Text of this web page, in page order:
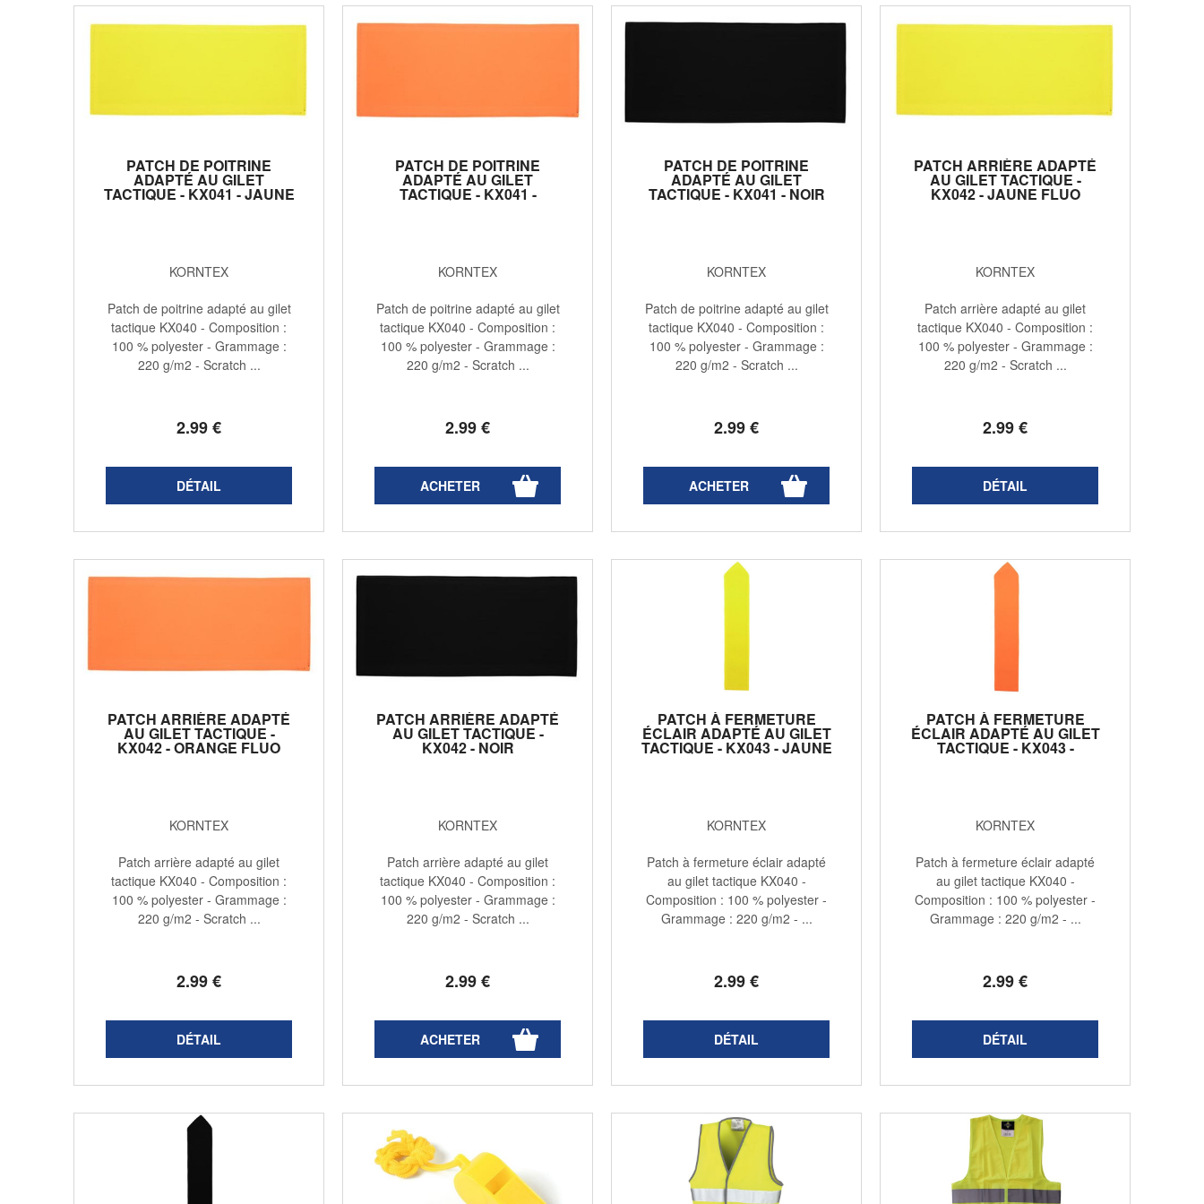
PATCH DE POITRINE
ADAPTÉ AU GILET
TACTIQUE - KX041 - JAUNE
KORNTEX
2.99€
Patch de poitrine adapté au gilet
tactique KX040 - Composition :
100 % polyester - Grammage :
220 g/m2 - Scratch ...
PATCH DE POITRINE
ADAPTÉ AU GILET
TACTIQUE - KX041 -
KORNTEX
2.99€
Patch de poitrine adapté au gilet
tactique KX040 - Composition :
100 % polyester - Grammage :
220 g/m2 - Scratch ...
PATCH DE POITRINE
ADAPTÉ AU GILET
TACTIQUE - KX041 - NOIR
KORNTEX
2.99€
Patch de poitrine adapté au gilet
tactique KX040 - Composition :
100 % polyester - Grammage :
220 g/m2 - Scratch ...
PATCH ARRIÈRE ADAPTÉ
AU GILET TACTIQUE -
KX042 - JAUNE FLUO
KORNTEX
2.99€
Patch arrière adapté au gilet
tactique KX040 - Composition :
100 % polyester - Grammage :
220 g/m2 - Scratch ...
PATCH ARRIÈRE ADAPTÉ
AU GILET TACTIQUE -
KX042 - ORANGE FLUO
KORNTEX
2.99€
Patch arrière adapté au gilet
tactique KX040 - Composition :
100 % polyester - Grammage :
220 g/m2 - Scratch ...
PATCH ARRIÈRE ADAPTÉ
AU GILET TACTIQUE -
KX042 - NOIR
KORNTEX
2.99€
Patch arrière adapté au gilet
tactique KX040 - Composition :
100 % polyester - Grammage :
220 g/m2 - Scratch ...
PATCH À FERMETURE
ÉCLAIR ADAPTÉ AU GILET
TACTIQUE - KX043 - JAUNE
KORNTEX
2.99€
Patch à fermeture éclair adapté
au gilet tactique KX040 -
Composition : 100 % polyester -
Grammage : 220 g/m2 - ...
PATCH À FERMETURE
ÉCLAIR ADAPTÉ AU GILET
TACTIQUE - KX043 -
KORNTEX
2.99€
Patch à fermeture éclair adapté
au gilet tactique KX040 -
Composition : 100 % polyester -
Grammage : 220 g/m2 - ...